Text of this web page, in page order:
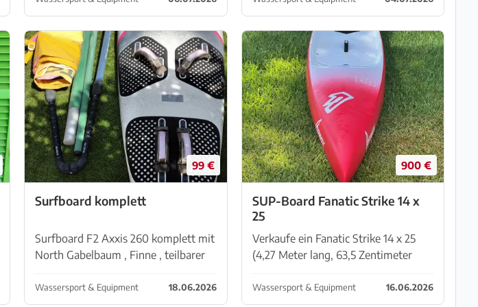
Alcudia Whatsapp 606222988
Vergleich zu den Inflateables ein
ungleich stabileres Fahrverha...
99 €
Surfboard komplett
Surfboard F2 Axxis 260 komplett mit
North Gabelbaum , Finne , teilbarer
,Mastverlängerung , kurzen
Surfanzug Trapez .
Wassersport & Equipment 18.06.2026
900 €
SUP-Board Fanatic Strike 14 x
25
Verkaufe ein Fanatic Strike 14 x 25
(4,27 Meter lang, 63,5 Zentimeter
wenig gebrauchtem Zustand. Das
Strike ist ein Flat Water Race Board
Wassersport & Equipment 16.06.2026